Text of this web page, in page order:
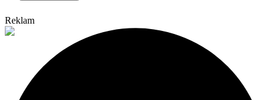
Reklam